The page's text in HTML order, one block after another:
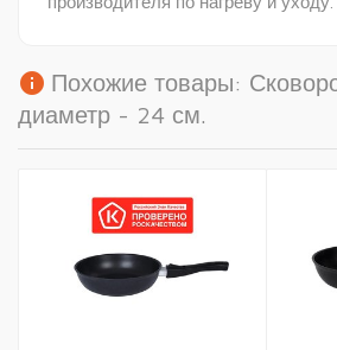
info Похожие товары:
диаметр - 24 см.